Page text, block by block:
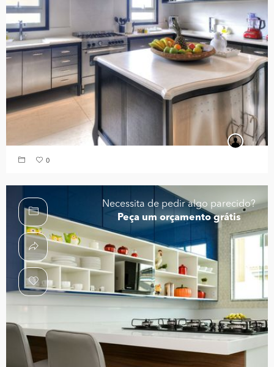
0
Necessita de pedir algo parecido?
Peça um orçamento grátis